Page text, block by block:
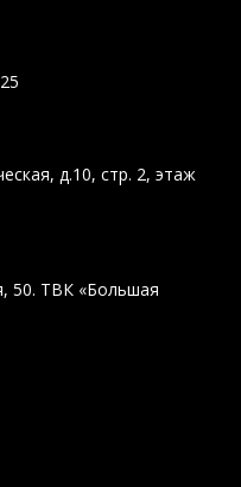
д.10, стр. 2, этаж
50. ТВК «Большая